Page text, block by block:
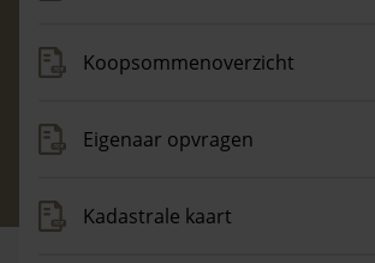
Koopsommenoverzicht
Eigenaar opvragen
Kadastrale kaart